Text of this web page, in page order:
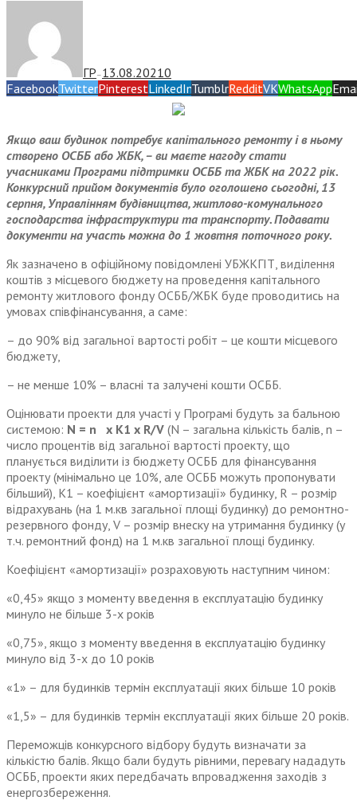
ГР — 13.08.20210
FacebookTwitterPinterestLinkedInTumblrRedditVKWhatsApp
Якщо ваш будинок потребує капітального ремонту і в ньому
створено ОСББ або ЖБК, – ви маєте нагоду стати
учасниками Програми підтримки ОСББ та ЖБК на 2022 рік.
Конкурсний прийом документів було оголошено сьогодні, 13
серпня, Управлінням будівництва, житлово-комунального
господарства інфраструктури та транспорту. Подавати
документи на участь можна до 1 жовтня поточного року.
Як зазначено в офіційному повідомлені УБЖКГІТ, виділення
коштів з місцевого бюджету на проведення капітального
ремонту житлового фонду ОСББ/ЖБК буде проводитись на
умовах співфінансування, а саме:
– до 90% від загальної вартості робіт – це кошти місцевого
бюджету,
– не менше 10% – власні та залучені кошти ОСББ.
Оцінювати проекти для участі у Програмі будуть за бальною
системою: N = n x K1 x R/V (N – загальна кількість балів, n –
число процентів від загальної вартості проекту, що
планується виділити із бюджету ОСББ для фінансування
проекту (мінімально це 10%, але ОСББ можуть пропонувати
більший), K1 – коефіцієнт «амортизації» будинку, R – розмір
відрахувань (на 1 м.кв загальної площі будинку) до ремонтно-
резервного фонду, V – розмір внеску на утримання будинку (у
т.ч. ремонтний фонд) на 1 м.кв загальної площі будинку.
Коефіцієнт «амортизації» розраховують наступним чином:
«0,45» якщо з моменту введення в експлуатацію будинку
минуло не більше 3-х років
«0,75», якщо з моменту введення в експлуатацію будинку
минуло від 3-х до 10 років
«1» – для будинків термін експлуатації яких більше 10 років
«1,5» – для будинків термін експлуатації яких більше 20 років.
Переможців конкурсного відбору будуть визначати за
кількістю балів. Якщо бали будуть рівними, перевагу нададуть
ОСББ, проекти яких передбачать впровадження заходів з
енергозбереження.